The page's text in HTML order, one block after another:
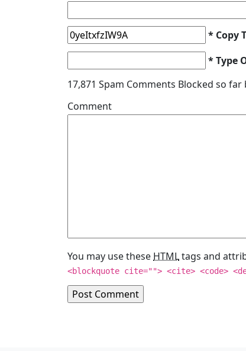
* Copy
* Type
17,871 Spam Comments Blocked so far
Comment
You may use theseHTMLtags and
<blockquote cite=""> <cite> <code>